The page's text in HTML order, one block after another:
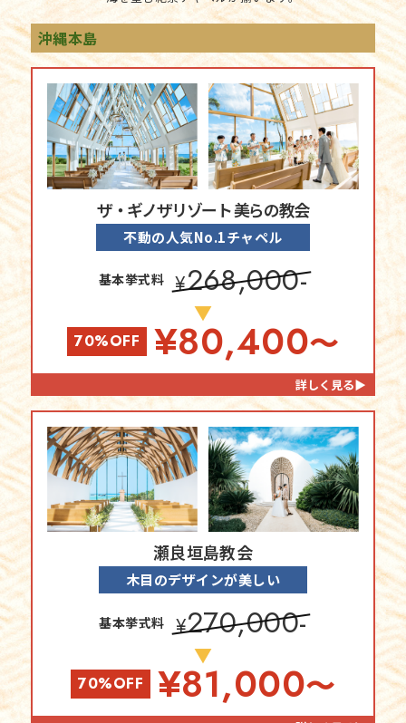
沖縄本島
ザ・ギノザリゾート 美らの教会
不動の人気No.1チャペル
基本挙式料 ¥268,000-
▼
70%OFF ¥80,400〜
詳しく見る▶
瀬良垣島教会
木目のデザインが美しい
基本挙式料 ¥270,000-
▼
70%OFF ¥81,000〜